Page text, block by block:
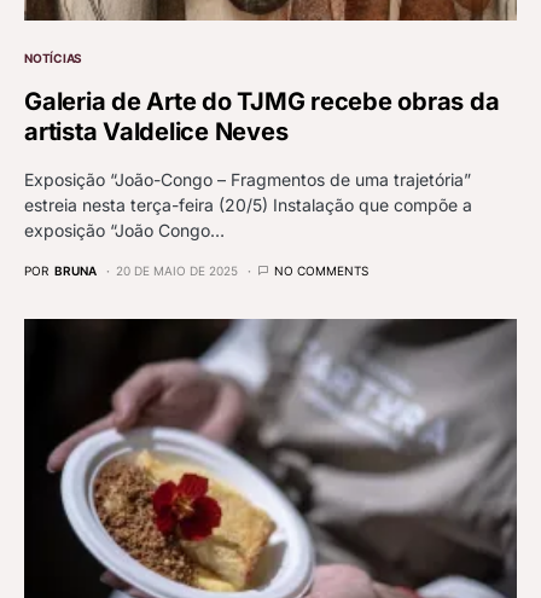
NOTÍCIAS
Galeria de Arte do TJMG recebe obras da
artista Valdelice Neves
Exposição “João-Congo – Fragmentos de uma trajetória”
estreia nesta terça-feira (20/5) Instalação que compõe a
exposição “João Congo…
POR BRUNA 20 DE MAIO DE 2025 NO COMMENTS